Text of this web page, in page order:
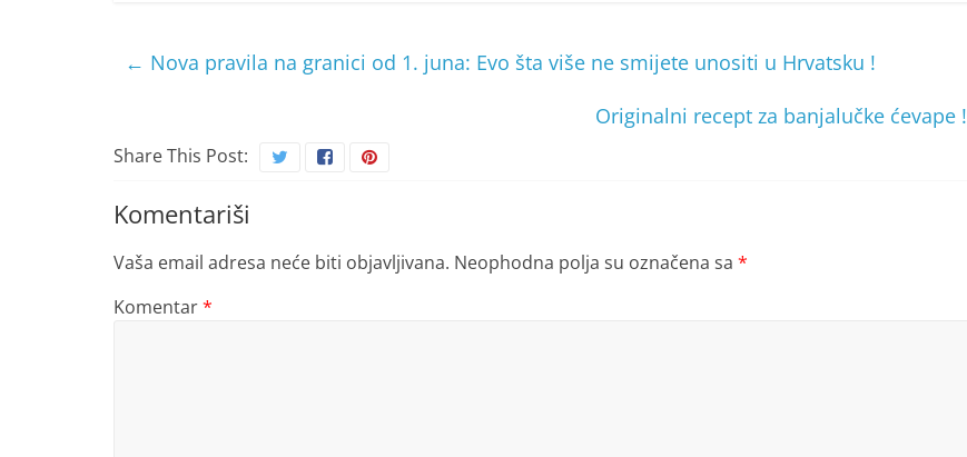
← Nova pravila na granici od 1. juna: Evo šta više ne smijete unositi u Hrvatsku !
Originalni recept za banjalučke ćevape !
Share This Post:
Komentariši
Vaša email adresa neće biti objavljivana. Neophodna polja su označena sa *
Komentar*